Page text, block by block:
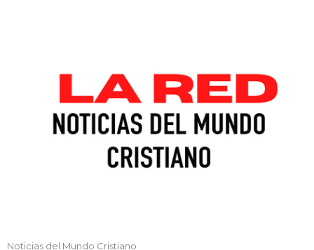
Noticias del Mundo Cristiano